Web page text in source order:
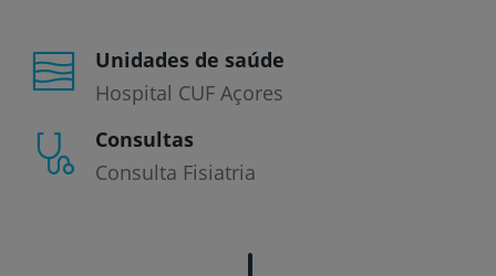
Unidades de saúde
Hospital CUF Açores
Consultas
Consulta Fisiatria